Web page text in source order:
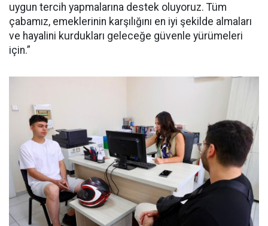
uygun tercih yapmalarına destek oluyoruz. Tüm
çabamız, emeklerinin karşılığını en iyi şekilde almaları
ve hayalini kurdukları geleceğe güvenle yürümeleri
için.”